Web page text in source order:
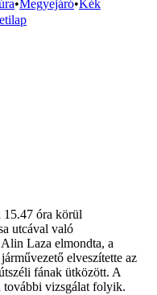
•Megyejáró•Kék
15.47 óra körül
utcával való
Laza elmondta, a
elveszítette az
fának ütközött. A
további vizsgálat folyik.